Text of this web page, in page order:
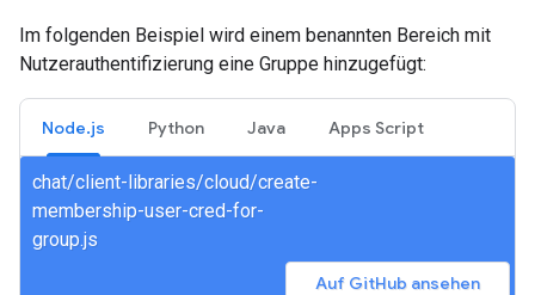
Im folgenden Beispiel wird einem benannten Bereich mit
Nutzerauthentifizierung eine Gruppe hinzugefügt:
Node.js Python Java Apps Script
chat/client-libraries/cloud/create-
membership-user-cred-for-
group.js
Auf GitHub ansehen